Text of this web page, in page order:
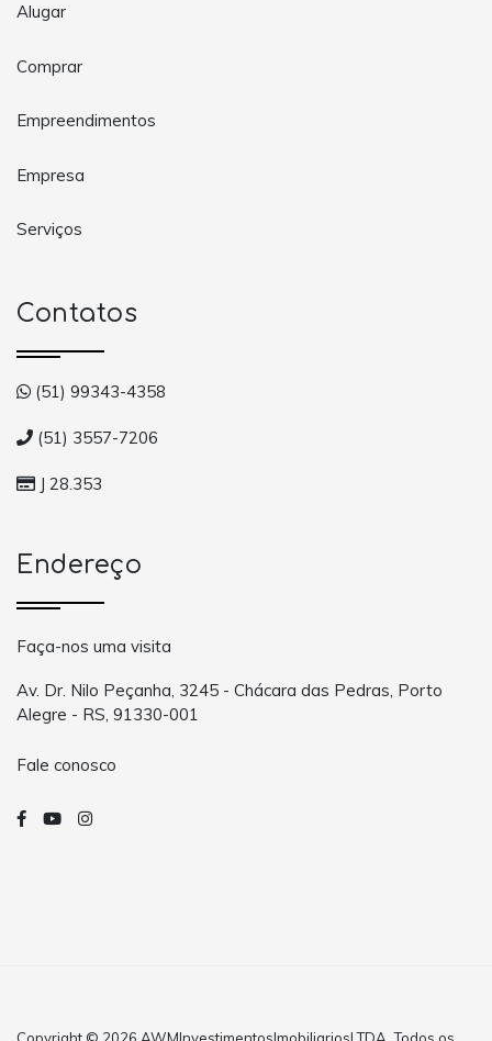
Alugar
Comprar
Empreendimentos
Empresa
Serviços
Contatos
(51) 99343-4358
(51) 3557-7206
J 28.353
Endereço
Faça-nos uma visita
Av. Dr. Nilo Peçanha, 3245 - Chácara das Pedras, Porto
Alegre - RS, 91330-001
Fale conosco